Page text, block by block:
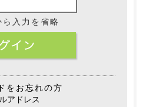
入力を省略
をお忘れの方
アドレス